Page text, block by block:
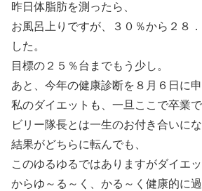
昨日体脂肪を測ったら、
お風呂上りですが、３０％から２８
した。
目標の２５％台までもう少し。
あと、今年の健康診断を８月６日に申
私のダイエットも、一旦ここで卒業で
ビリー隊長とは一生のお付き合いにな
結果がどちらに転んでも、
このゆるゆるではありますがダイエ
からゆ～る～く、かる～く健康的に